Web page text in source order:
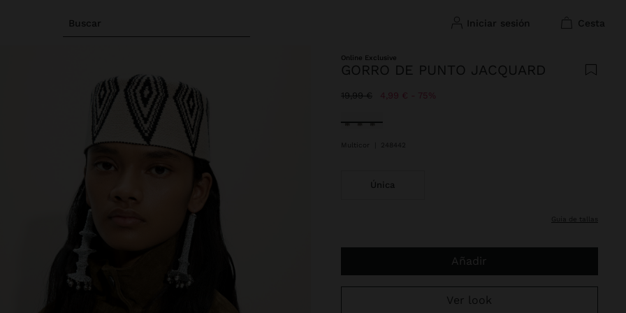
Buscar iniciar sesión cesta
Online Exclusive
GORRO DE PUNTO JACQUARD
Precio rebajado de
19,99 €A 4,99 € 75%
Seleccionado
Multicor 248442
Única
guía de tallas
Añadir
Ver look